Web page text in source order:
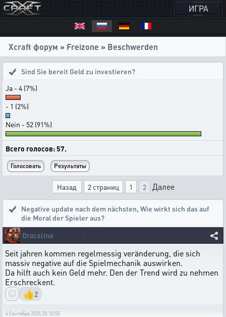
ИГРА
Xcraft форум » Freizone » Beschwerden
Sind Sie bereit Geld zu investieren?
Ja - 4 (7%)
- 1 (2%)
Nein - 52 (91%)
Всего голосов: 57.
Назад 2 страниц 1 2 Далее
Negative update nach dem nächsten, Wie wirkt sich das auf
die Moral der Spieler aus?
Dracolina
Seit jahren kommen regelmessig veränderung, die sich
massiv negative auf die Spielmechanik auswirken.
Da hilft auch kein Geld mehr. Den der Trend wird zu nehmen
Erschreckent.
👍2
4 Сентября 2024 20:10:55